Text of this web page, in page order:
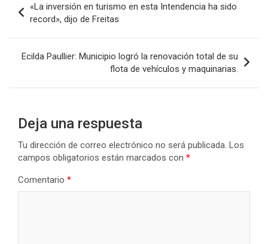
o
o
k
A
p
p
n
ar
tir
de
entradas
«La inversión en turismo en esta Intendencia ha sido
record», dijo de Freitas
Ecilda Paullier: Municipio logró la renovación total de su
flota de vehículos y maquinarias.
Deja una respuesta
Tu dirección de correo electrónico no será publicada. Los
campos obligatorios están marcados con *
Comentario *